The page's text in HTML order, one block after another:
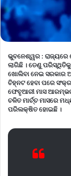
ଭୁବନେଶ୍ୱର : ରାଜ୍ୟରେ
ଲାଗିଛି । ତେଣୁ
ଖୋଲିବା ନେଇ ସରକାର
ଚିହ୍ନଟ ହେବା ପରେ
ଫେବୃଆରୀ ମାସ
ଚଳିତ ମାର୍ଚ୍ଚ ମାସରେ
ପରିଲକ୍ଷିତ ହୋଇଛି ।